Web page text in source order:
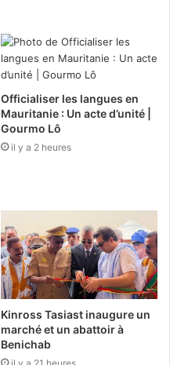
Officialiser les langues en
Mauritanie : Un acte d’unité |
Gourmo Lô
il y a 2 heures
Kinross Tasiast inaugure un
marché et un abattoir à
Benichab